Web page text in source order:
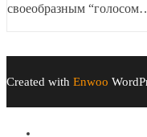
своеобразным
Created with Enwoo